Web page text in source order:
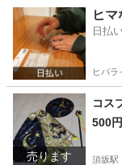
長野 須坂市 須坂
ヒ
日払
ヒバラ
売ります
コス
500円
須坂駅